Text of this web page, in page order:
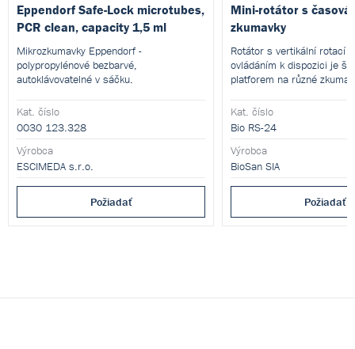
Eppendorf Safe-Lock microtubes,
PCR clean, capacity 1,5 ml
Mikrozkumavky Eppendorf -
polypropylénové bezbarvé,
autoklávovatelné v sáčku.
Kat. číslo
0030 123.328
Výrobca
ESCIMEDA s.r.o.
Požiadať
Mini-rotátor s
zkumavky
Rotátor s vertikální rotací
ovládáním k dispozici je
platforem na různé
Kat. číslo
Bio RS-24
Výrobca
BioSan SIA
Požiadať